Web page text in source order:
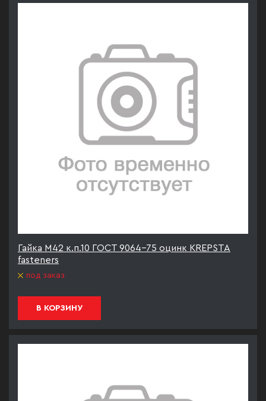
Гайка М42 к.п.10 ГОСТ 9064-75 оцинк KREPSTA
fasteners
под заказ
В КОРЗИНУ